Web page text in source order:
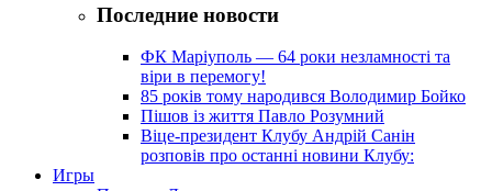
Последние новости
ФК Маріуполь — 64 роки незламності та
віри в перемогу!
85 років тому народився Володимир Бойко
Пішов із життя Павло Розумний
Віце-президент Клубу Андрій Санін
розповів про останні новини Клубу:
Игры